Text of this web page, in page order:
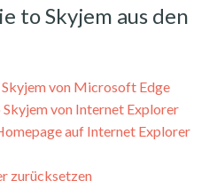
to Skyjem aus den
Skyjem von Microsoft Edge
Skyjem von Internet Explorer
auf Internet Explorer
zurücksetzen